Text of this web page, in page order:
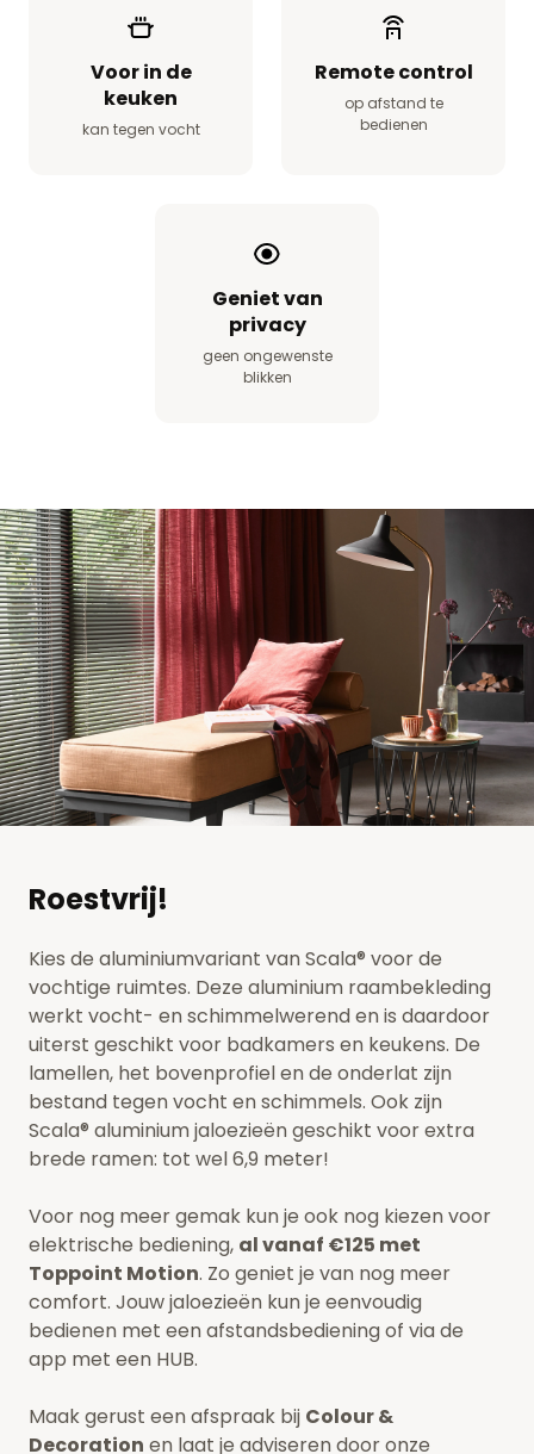
Voor in de
keuken
kan tegen vocht
Remote control
op afstand te
bedienen
Geniet van
privacy
geen ongewenste
blikken
Roestvrij!
Kies de aluminiumvariant van Scala® voor de
vochtige ruimtes. Deze aluminium raambekleding
werkt vocht- en schimmelwerend en is daardoor
uiterst geschikt voor badkamers en keukens. De
lamellen, het bovenprofiel en de onderlat zijn
bestand tegen vocht en schimmels. Ook zijn
Scala® aluminium jaloezieën geschikt voor extra
brede ramen: tot wel 6,9 meter!
Voor nog meer gemak kun je ook nog kiezen voor
elektrische bediening, al vanaf €125 met
Toppoint Motion. Zo geniet je van nog meer
comfort. Jouw jaloezieën kun je eenvoudig
bedienen met een afstandsbediening of via de
app met een HUB.
Maak gerust een afspraak bij Colour &
Decoration en laat je adviseren door onze